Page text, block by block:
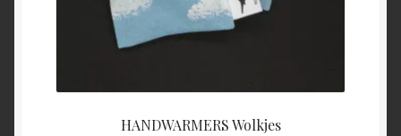
HANDWARMERS Wolkjes